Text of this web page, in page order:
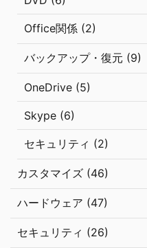
Office関係 (2)
バックアップ・復元 (9)
OneDrive (5)
Skype (6)
セキュリティ (2)
カスタマイズ (46)
ハードウェア (47)
セキュリティ (26)